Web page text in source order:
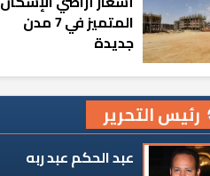
المتميز في 7 مدن
جديدة
رئيس التحرير
عبد الحكم عبد ربه